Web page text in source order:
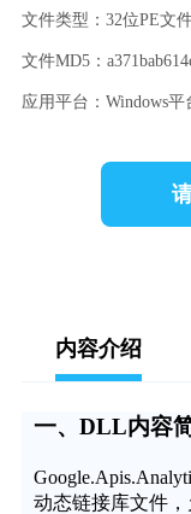
文件类型：32位PE文
应用平台：Windows平
内容介绍
一、DLL内容
动态链接库文件